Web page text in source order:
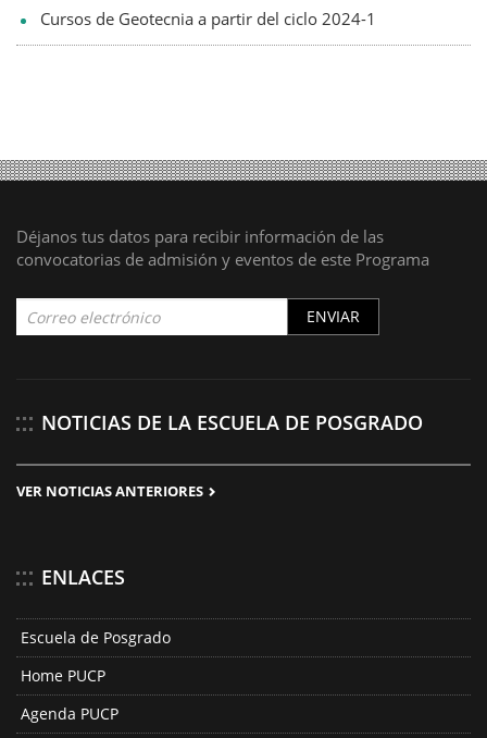
Cursos de Geotecnia a partir del ciclo 2024-1
Déjanos tus datos para recibir información de las
convocatorias de admisión y eventos de este Programa
ENVIAR
NOTICIAS DE LA ESCUELA DE POSGRADO
VER NOTICIAS ANTERIORES
ENLACES
Escuela de Posgrado
Home PUCP
Agenda PUCP